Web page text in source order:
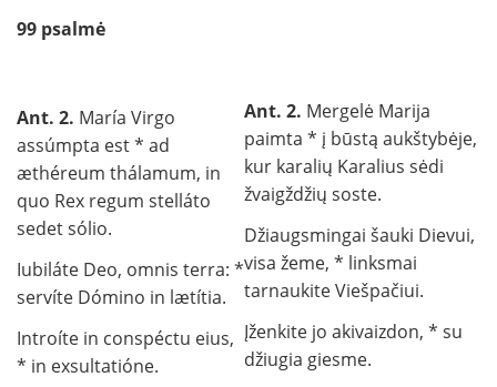
99 psalmė
Ant. 2. María Virgo
assúmpta est * ad
æthéreum thálamum, in
quo Rex regum stelláto
sedet sólio.
Iubiláte Deo, omnis terra: *
servíte Dómino in lætítia.
Introíte in conspéctu eius,
* in exsultatióne.
Ant. 2. Mergelė Marija
paimta * į būstą aukštybėje,
kur karalių Karalius sėdi
žvaigždžių soste.
Džiaugsmingai šauki Dievui,
visa žeme, * linksmai
tarnaukite Viešpačiui.
Įženkite jo akivaizdon, * su
džiugia giesme.